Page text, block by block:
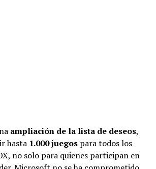
ampliación de la lista de deseos,
hasta 1.000 juegospara todos los
no solo para quienes participan en